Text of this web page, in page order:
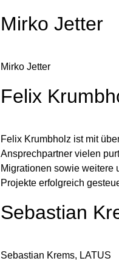
Mirko Jetter
Mirko Jetter
Felix
Felix Krumbholz ist mit
Ansprechpartner vielen
Migrationen sowie weitere
Projekte erfolgreich
Sebastian
Sebastian Krems, LATUS